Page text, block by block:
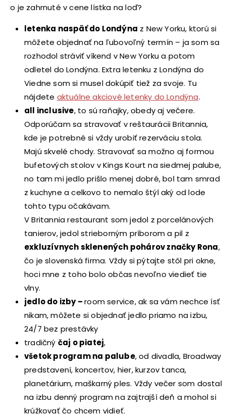
Čo je zahrnuté v cene lístka na loď?
letenka naspäť do Londýna z New Yorku, ktorú si
môžete objednať na ľubovoľný termín – ja som sa
rozhodol stráviť víkend v New Yorku a potom
odletel do Londýna. Extra letenku z Londýna do
Viedne som si musel dokúpiť tiež za svoje. Tu
nájdete aktuálne akciové letenky do Londýna.
all inclusive, to sú raňajky, obedy aj večere.
Odporúčam sa stravovať v reštaurácii Britannia,
kde je potrebné si vždy urobiť rezerváciu stola.
Majú skvelé chody. Stravovať sa možno aj formou
bufetových stolov v Kings Kourt na siedmej palube,
no tam mi jedlo prišlo menej dobré, bol tam smrad
z kuchyne a celkovo to nemalo štýl aký od lode
tohto typu očakávam.
V Britannia restaurant som jedol z porcelánových
tanierov, jedol strieborným príborom a pil z
exkluzívnych sklenených pohárov značky Rona,
čo je slovenská firma. Vždy si pýtajte stôl pri okne,
hoci mne z toho bolo občas nevoľno viedieť tie
vlny.
jedlo do izby –room service, ak sa vám nechce ísť
nikam, môžete si objednať jedlo priamo na izbu,
24/7 bez prestávky
tradičný čaj o piatej,
všetok program na palube, od divadla, Broadway
predstavení, koncertov, hier, kurzov tanca,
planetárium, maškarný ples. Vždy večer som dostal
na izbu denný program na zajtrajší deň a mohol si
krúžkovať čo chcem vidieť.